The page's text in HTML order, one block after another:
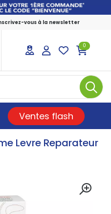
vous à la newsletter
Votre pharmacie en
0
Ventes flash
Levre Reparateur